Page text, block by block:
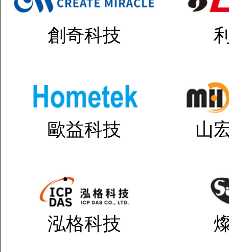
創奇科技
歐益科技 山
泓格科技